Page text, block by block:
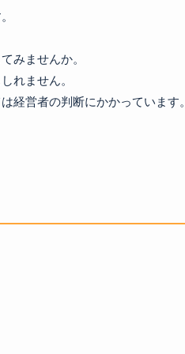
みませんか。
れません。
経営者の判断にかかっています。